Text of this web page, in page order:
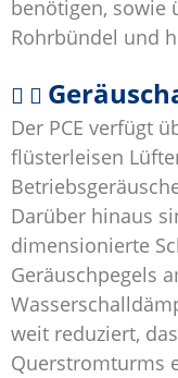
benötigen, sowie
Rohrbündel und
Der PCE verfügt
flüsterleisen
Darüber hinaus
dimensionierte
Geräuschpegels
weit reduziert,
Querstromturms